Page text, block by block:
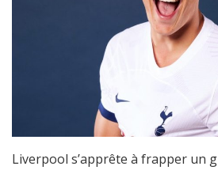
Liverpool s’apprête à frapper un